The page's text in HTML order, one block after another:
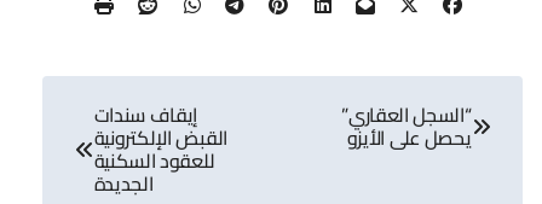
تصفّح
المقالات
“السجل العقاري”
يحصل على الأيزو
إيقاف سندات
القبض الإلكترونية
للعقود السكنية
الجديدة